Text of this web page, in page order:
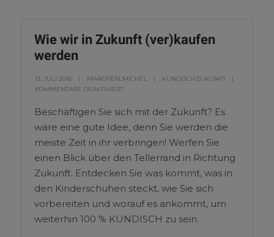
Wie wir in Zukunft (ver)kaufen
werden
13. JULI 2016 MARCPERLMICHEL
KUNDISCHZUKUNFT
KOMMENTARE DEAKTIVIERT
Beschäftigen Sie sich mit der Zukunft? Es
wäre eine gute Idee, denn Sie werden die
meiste Zeit in ihr verbringen! Werfen Sie
einen Blick über den Tellerrand in Richtung
Zukunft. Entdecken Sie was kommt, was in
den Kinderschuhen steckt, wie Sie sich
vorbereiten und worauf es ankommt, um
weiterhin 100 % KUNDISCH zu sein.